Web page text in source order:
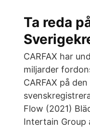
Ta reda
CARFAX har
miljarder
CARFAX på
Flow (2021)
Intertain Group